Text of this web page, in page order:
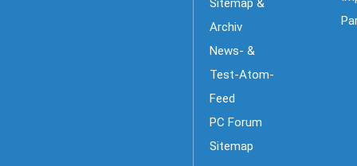
Sitemap &
Archiv
News- &
Test-Atom-
Feed
PC Forum
Sitemap